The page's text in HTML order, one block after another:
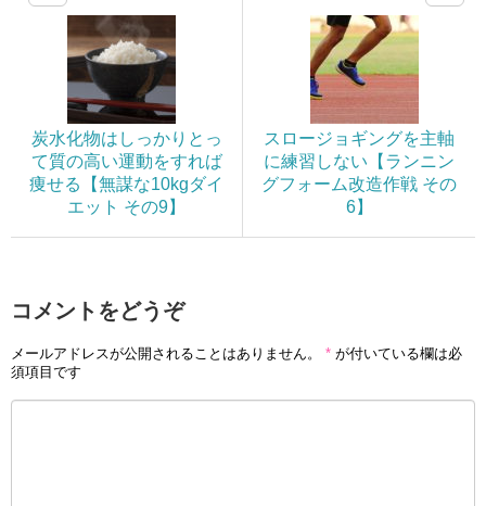
炭水化物はしっかりとっ
て質の高い運動をすれば
痩せる【無謀な10kgダイ
エット その9】
スロージョギングを主軸
に練習しない【ランニン
グフォーム改造作戦 その
6】
コメントをどうぞ
メールアドレスが公開されることはありません。 * が付いている欄は必
須項目です